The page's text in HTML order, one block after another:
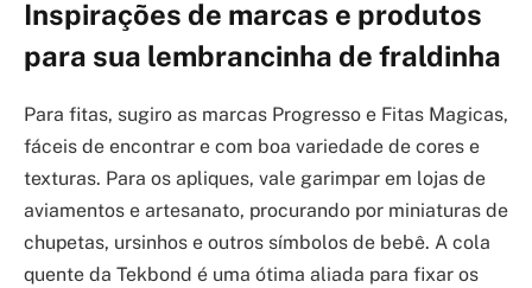
Inspirações de marcas e produtos
para sua lembrancinha de fraldinha
Para fitas, sugiro as marcas Progresso e Fitas Magicas,
fáceis de encontrar e com boa variedade de cores e
texturas. Para os apliques, vale garimpar em lojas de
aviamentos e artesanato, procurando por miniaturas de
chupetas, ursinhos e outros símbolos de bebê. A cola
quente da Tekbond é uma ótima aliada para fixar os